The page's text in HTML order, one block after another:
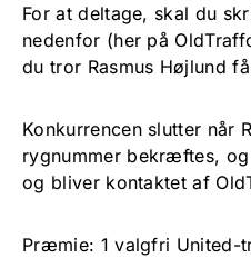
For at deltage, skal du
nedenfor (her på
du tror Rasmus Højlund
Konkurrencen slutter når
rygnummer bekræftes,
og bliver kontaktet af
Præmie: 1 valgfri United-